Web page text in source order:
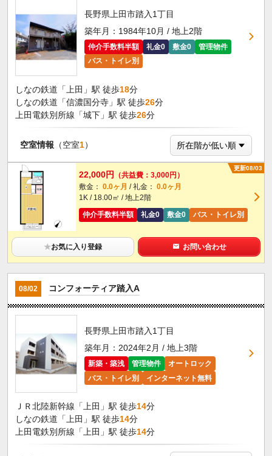
長野県上田市踏入1丁目
築年月：1984年10月 / 地上2階
仲介手数料半額 礼金0 敷金0
管理物件
バス・トイレ別
しなの鉄道「上田」駅 徒歩18分
しなの鉄道「信濃国分寺」駅 徒歩26分
上田電鉄別所線「城下」駅 徒歩26分
空室情報 （空室1）
更新08/03
22,000円
（共益費：3,000円）
敷金： 0.0ヶ月 / 礼金： 0.0ヶ月
1K / 18.00㎡ / 地上2階
仲介手数料半額
礼金0 敷金0 バス・トイレ別
★お気に入り登録 お問い合わせ
08/02 コンフォーティア踏入A
長野県上田市踏入1丁目
築年月：2024年2月 / 地上3階
新築・築浅 管理物件
オートロック
バス・トイレ別
インターネット無料
ＪＲ北陸新幹線「上田」駅 徒歩14分
しなの鉄道「上田」駅 徒歩14分
上田電鉄別所線「上田」駅 徒歩14分